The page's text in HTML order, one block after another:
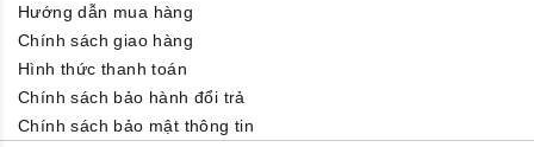
Hướng dẫn mua hàng
Chính sách giao hàng
Hình thức thanh toán
Chính sách bảo hành đổi trả
Chính sách bảo mật thông tin